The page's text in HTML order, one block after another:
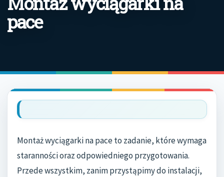
pace
Montaż wyciągarki na pace to zadanie, które wymaga
staranności oraz odpowiedniego przygotowania.
Przede wszystkim, zanim przystąpimy do instalacji,